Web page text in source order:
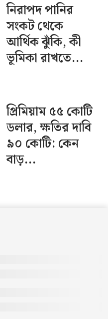
নিরাপদ পানির
সংকট থেকে
আর্থিক ঝুঁকি, কী
ভূমিকা রাখতে...
প্রিমিয়াম ৫৫ কোটি
ডলার, ক্ষতির দাবি
৯০ কোটি: কেন
বাড়...